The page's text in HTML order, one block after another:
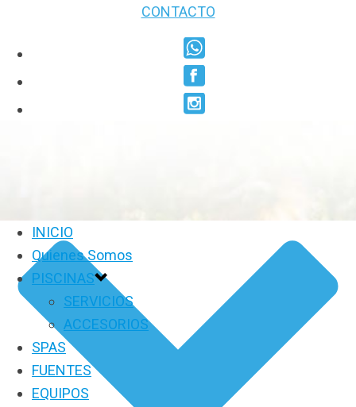
CONTACTO
INICIO
Quienes Somos
PISCINAS
SERVICIOS
ACCESORIOS
SPAS
FUENTES
EQUIPOS